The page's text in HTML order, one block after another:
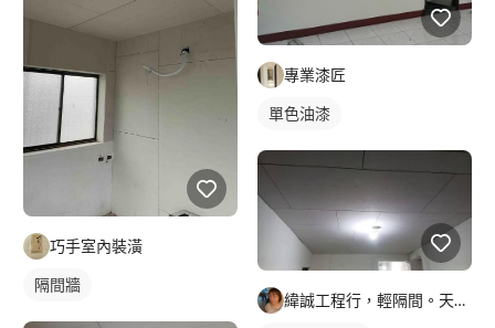
巧手室內裝潢
隔間牆
專業漆匠
單色油漆
緯誠工程行，輕隔間。天花。防火建材居家隔間，天花